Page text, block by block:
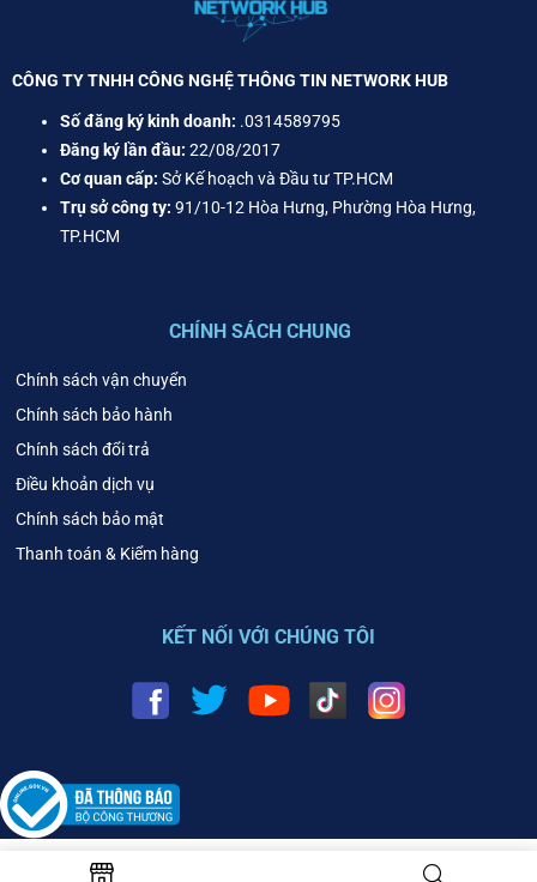
CÔNG TY TNHH CÔNG NGHỆ THÔNG TIN NETWORK HUB
Số đăng ký kinh doanh: .0314589795
Đăng ký lần đầu: 22/08/2017
Cơ quan cấp: Sở Kế hoạch và Đầu tư TP.HCM
Trụ sở công ty: 91/10-12 Hòa Hưng, Phường Hòa Hưng,
TP.HCM
CHÍNH SÁCH CHUNG
Chính sách vận chuyển
Chính sách bảo hành
Chính sách đổi trả
Điều khoản dịch vụ
Chính sách bảo mật
Thanh toán & Kiểm hàng
KẾT NỐI VỚI CHÚNG TÔI